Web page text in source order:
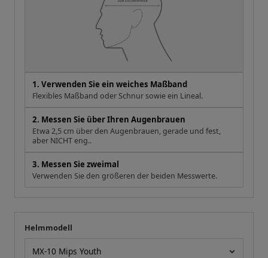
1. Verwenden Sie ein weiches Maßband
Flexibles Maßband oder Schnur sowie ein Lineal.
2. Messen Sie über Ihren Augenbrauen
Etwa 2,5 cm über den Augenbrauen, gerade und fest,
aber NICHT eng..
3. Messen Sie zweimal
Verwenden Sie den größeren der beiden Messwerte.
Ihre Messung
Helmmodell